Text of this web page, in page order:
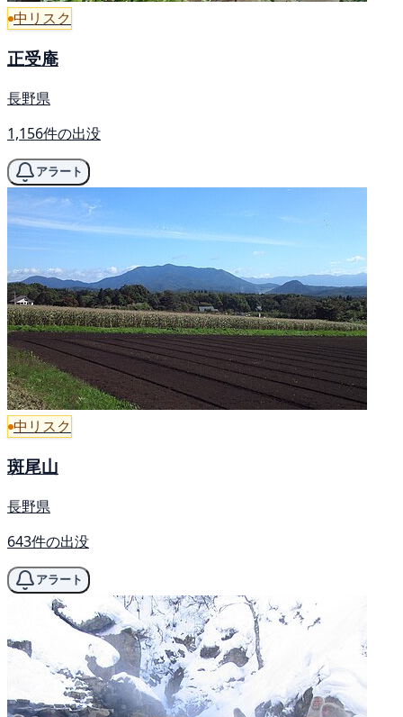
中リスク
正受庵
長野県
1,156件の出没
アラート
中リスク
斑尾山
長野県
643件の出没
アラート